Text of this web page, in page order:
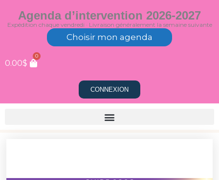
au
Agenda d’intervention 2026-2027
Expédition chaque vendredi · Livraison généralement la semaine suivante
Choisir mon agenda
0.00$
0
CONNEXION